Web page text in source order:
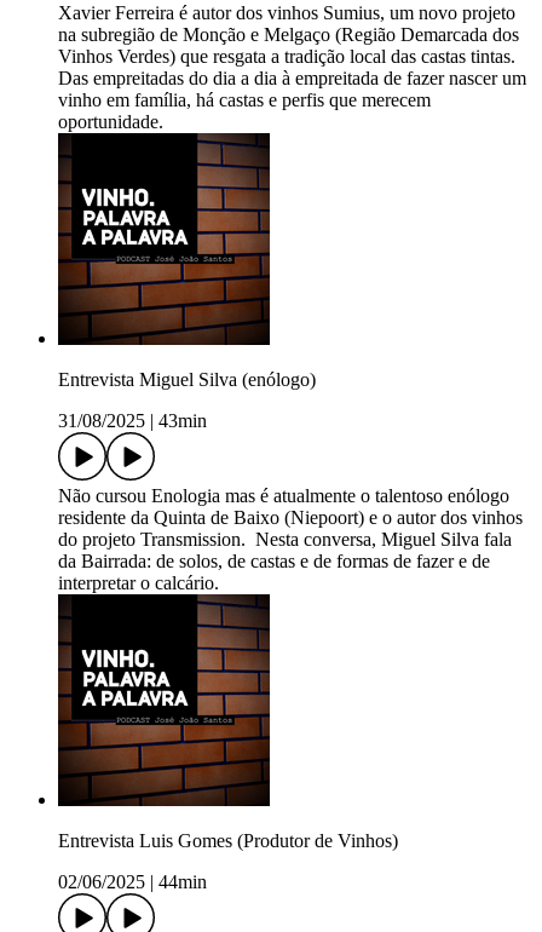
Xavier Ferreira é autor dos vinhos Sumius, um novo projeto
na subregião de Monção e Melgaço (Região Demarcada dos
Vinhos Verdes) que resgata a tradição local das castas tintas.
Das empreitadas do dia a dia à empreitada de fazer nascer um
vinho em família, há castas e perfis que merecem
oportunidade.
Entrevista Miguel Silva (enólogo)
31/08/2025
43min
Não cursou Enologia mas é atualmente o talentoso enólogo
residente da Quinta de Baixo (Niepoort) e o autor dos vinhos
do projeto Transmission. Nesta conversa, Miguel Silva fala
da Bairrada: de solos, de castas e de formas de fazer e de
interpretar o calcário.
Entrevista Luis Gomes (Produtor de Vinhos)
02/06/2025
44min